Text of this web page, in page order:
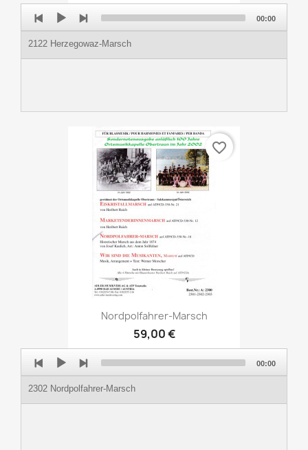
Audio
Player
2122 Herzegowaz-Marsch
00:00
Nordpolfahrer-Marsch
59,00 €
favorite_border
Player
2302 Nordpolfahrer-Marsch
00:00